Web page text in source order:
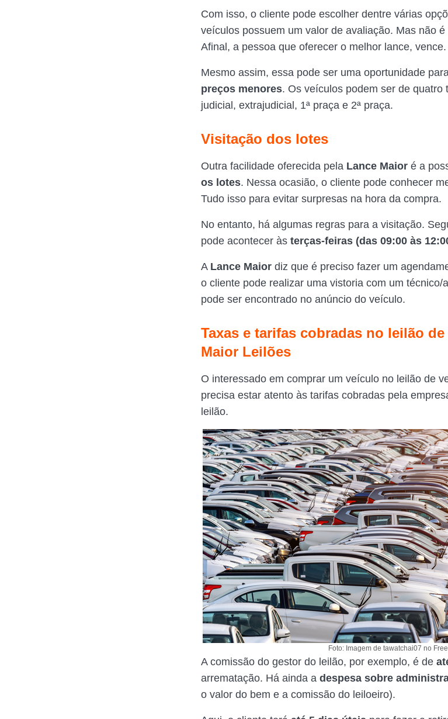
Com isso, o cliente pode escolher dentre várias
veículos possuem um valor de avaliação. Mas não
Afinal, a pessoa que oferecer o melhor lance, vence.
Mesmo assim, essa pode ser uma oportunidade
preços menores. Os veículos podem ser de quatro
judicial, extrajudicial, 1ª praça e 2ª praça.
Visitação dos lotes
Outra facilidade oferecida pela Lance Maior é a
os lotes. Nessa ocasião, o cliente pode conhecer
Tudo isso para evitar surpresas na hora da compra.
No entanto, há algumas regras para a visitação.
pode acontecer às terças-feiras (das 09:00 às
A Lance Maior diz que é preciso fazer um
o cliente pode realizar uma vistoria com um técnico/
pode ser encontrado no anúncio do veículo.
Taxas e tarifas cobradas no leilão
Maior Leilões
O interessado em comprar um veículo no leilão de
precisa estar atento às tarifas cobradas pela
leilão.
Foto: Imagem de tawatchai07 no
A comissão do gestor do leilão, por exemplo, é de
arrematação. Há ainda a despesa sobre
o valor do bem e a comissão do leiloeiro).